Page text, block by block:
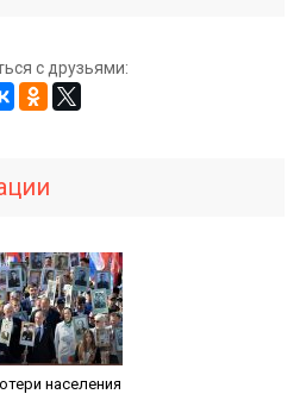
с друзьями:
населения